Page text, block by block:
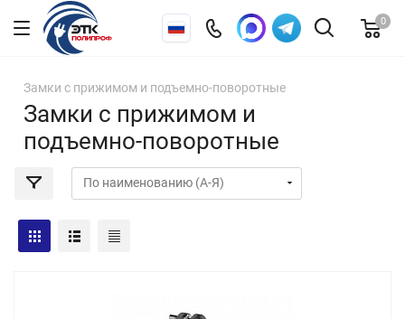
0
Замки с прижимом и подъемно-поворотные
Замки с прижимом и
подъемно-поворотные